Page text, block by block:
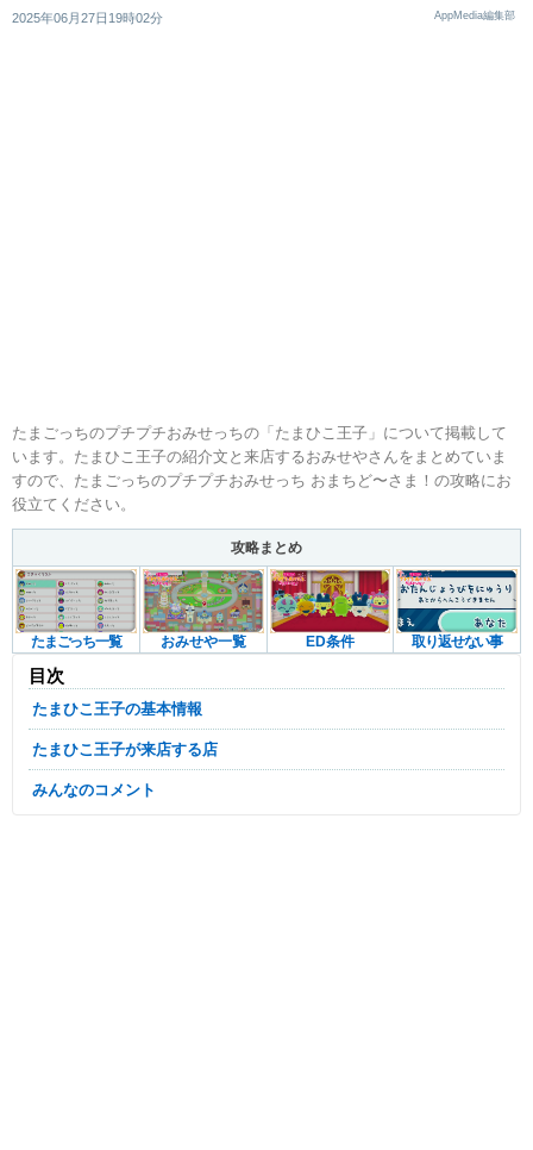
2025年06月27日19時02分 AppMedia編集部
たまごっちのプチプチおみせっちの「たまひこ王子」について掲載して
います。たまひこ王子の紹介文と来店するおみせやさんをまとめていま
すので、たまごっちのプチプチおみせっち おまちど〜さま！の攻略にお
役立てください。
攻略まとめ
たまごっち一覧 おみせや一覧 ED条件 取り返せない事
目次
たまひこ王子の基本情報
たまひこ王子が来店する店
みんなのコメント